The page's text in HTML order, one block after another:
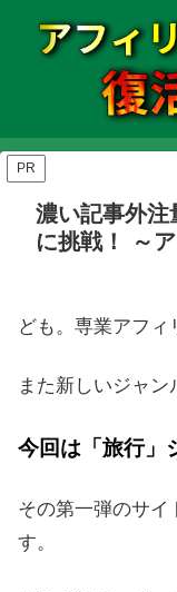
PR
濃い記事外注
に挑戦！ ～
ども。専業アフィ
また新しいジャン
今回は「旅行」
その第一弾のサイ
す。